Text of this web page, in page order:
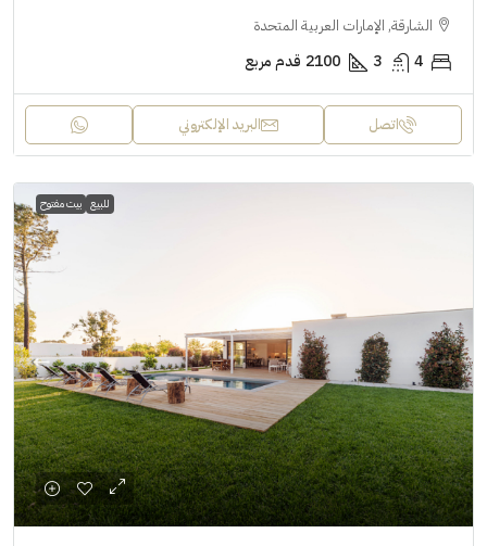
الشارقة, الإمارات العربية المتحدة
4
3
2100 قدم مربع
اتصل البريد الإلكتروني
للبيع بيت مفتوح